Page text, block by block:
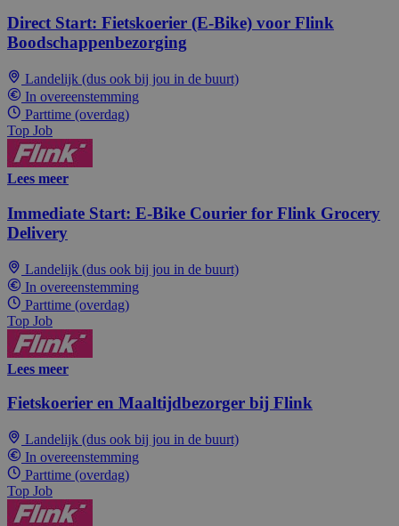
Direct Start: Fietskoerier (E-Bike) voor Flink
Boodschappenbezorging
Landelijk (dus ook bij jou in de buurt)
In overeenstemming
Parttime (overdag)
Top Job
Lees meer
Immediate Start: E-Bike Courier for Flink Grocery
Delivery
Landelijk (dus ook bij jou in de buurt)
In overeenstemming
Parttime (overdag)
Top Job
Lees meer
Fietskoerier en Maaltijdbezorger bij Flink
Landelijk (dus ook bij jou in de buurt)
In overeenstemming
Parttime (overdag)
Top Job